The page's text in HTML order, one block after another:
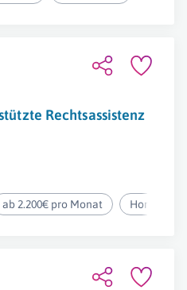
Rechtsassistenz
ab 2.200€ pro Monat